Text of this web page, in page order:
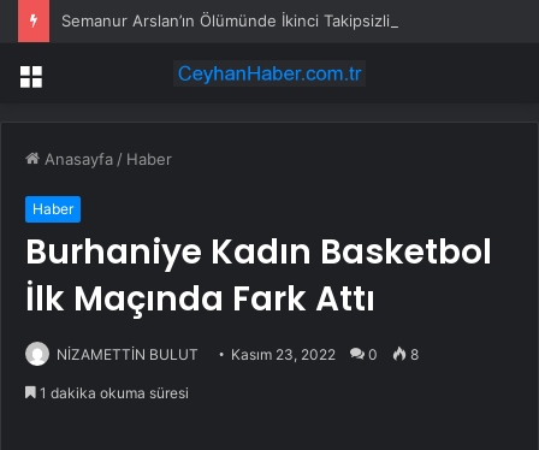
Semanur Arslan’ın Ölümünde İkinci Takipsizlik Kararı
Menü
Anasayfa / Haber
Haber
Burhaniye Kadın Basketbol
İlk Maçında Fark Attı
NİZAMETTİN BULUT Kasım 23, 2022 0 8
1 dakika okuma süresi